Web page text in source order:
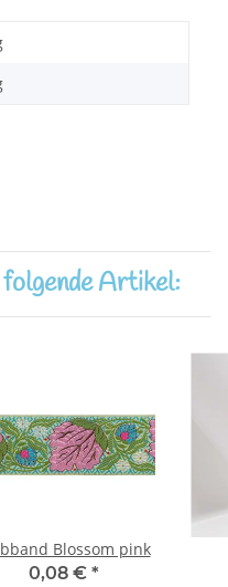
folgende Artikel:
Blossom pink
0,08 € *